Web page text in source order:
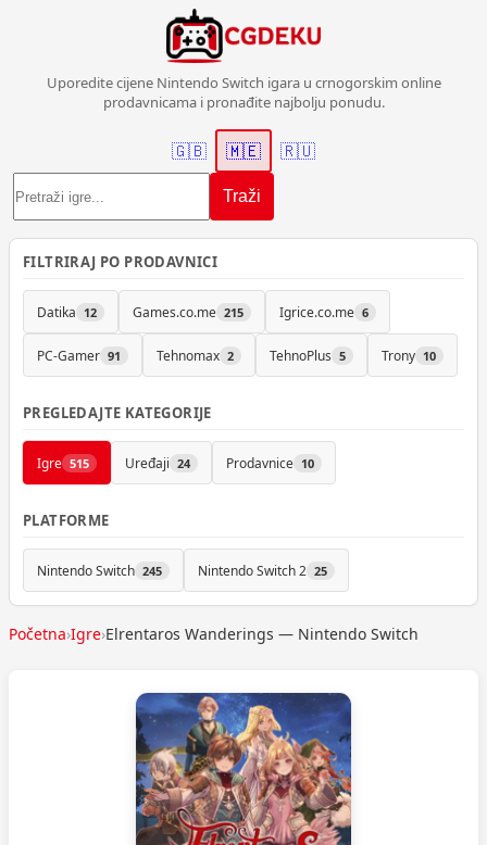
Uporedite cijene Nintendo Switch igara u crnogorskim online
prodavnicama i pronađite najbolju ponudu.
Traži
🇬🇧 🇲🇪 🇷🇺
FILTRIRAJ PO PRODAVNICI
Datika 12 Games.co.me 215 Igrice.co.me 6
PC-Gamer 91 Tehnomax 2 TehnoPlus 5 Trony 10
PREGLEDAJTE KATEGORIJE
Igre 515 Uređaji 24 Prodavnice 10
PLATFORME
Nintendo Switch 245 Nintendo Switch 2 25
Početna›Igre›Elrentaros Wanderings — Nintendo Switch